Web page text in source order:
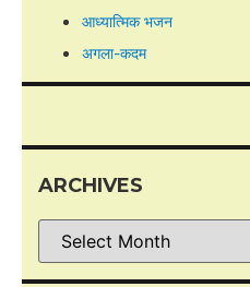
आध्यात्मिक भजन
अगला-कदम
ARCHIVES
Archives